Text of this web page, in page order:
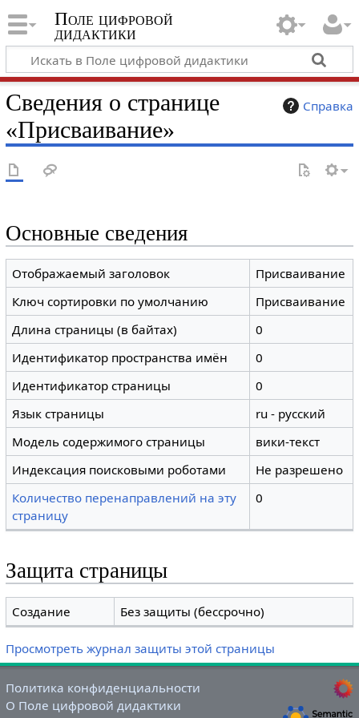
Поле цифровой
дидактики
Справка
Сведения о странице
«Присваивание»
Основные сведения
Отображаемый заголовок
Присваивание
Ключ сортировки по умолчанию
Присваивание
Длина страницы (в байтах)
0
Идентификатор пространства имён
0
Идентификатор страницы
0
Язык страницы
ru - русский
Модель содержимого страницы
вики-текст
Индексация поисковыми роботами
Не разрешено
Количество перенаправлений на эту
страницу
0
Защита страницы
Создание Без защиты (бессрочно)
Просмотреть журнал защиты этой страницы
Политика конфиденциальности
О Поле цифровой дидактики